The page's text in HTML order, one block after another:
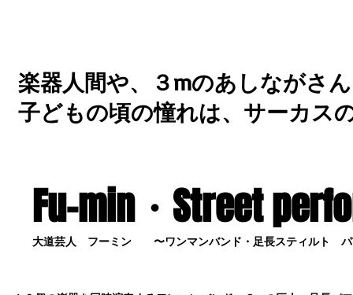
楽器人間や、３mのあしながさ
子どもの頃の憧れは、サーカス
Fu-min・Street
大道芸人 フーミン 〜ワンマンバンド・足長スティルト パ